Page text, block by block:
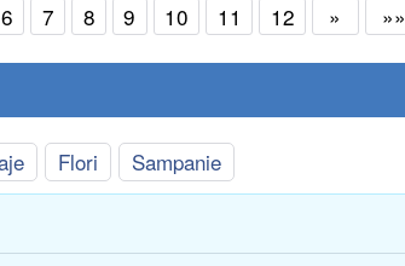
6 7 8 9 10 11 12 » »»
Flori Sampanie